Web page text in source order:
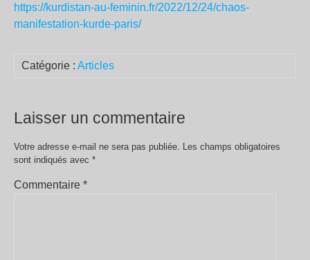
https://kurdistan-au-feminin.fr/2022/12/24/chaos-
manifestation-kurde-paris/
Catégorie : Articles
Laisser un commentaire
Votre adresse e-mail ne sera pas publiée. Les champs obligatoires
sont indiqués avec *
Commentaire *